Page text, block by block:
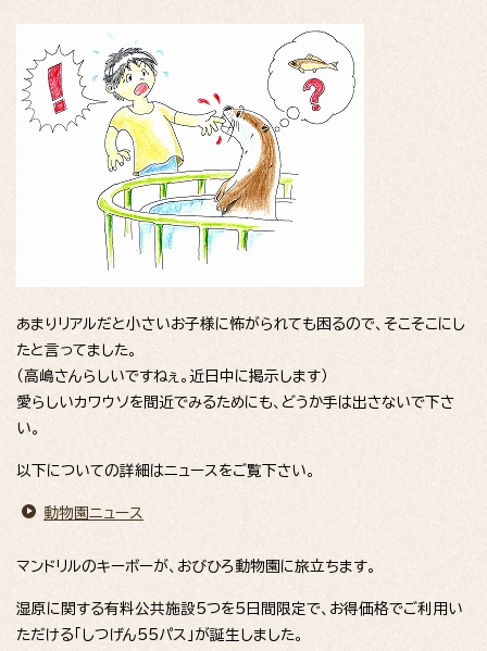
あまりリアルだと小さいお子様に怖がられても困るので、そこそこにし
たと言ってました。
（高嶋さんらしいですねぇ。近日中に掲示します）
愛らしいカワウソを間近でみるためにも、どうか手は出さないで下さ
い。
以下についての詳細はニュースをご覧下さい。
動物園ニュース
マンドリルのキーボーが、おびひろ動物園に旅立ちます。
湿原に関する有料公共施設5つを5日間限定で、お得価格でご利用い
ただける「しつげん55パス」が誕生しました。